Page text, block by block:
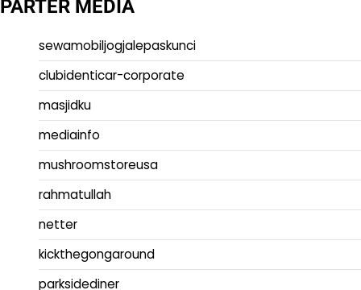
PARTER MEDIA
sewamobiljogjalepaskunci
clubidenticar-corporate
masjidku
mediainfo
mushroomstoreusa
rahmatullah
netter
kickthegongaround
parksidediner